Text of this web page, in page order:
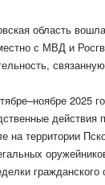
область
с МВД и
2025
действия
на территории